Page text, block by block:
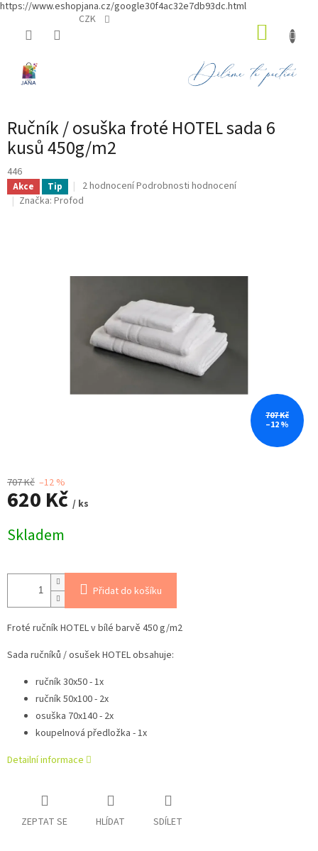
https://www.eshopjana.cz/google30f4ac32e7db93dc.html
CZK
Ručník / osuška froté HOTEL sada 6
kusů 450g/m2
446
Akce Tip
Průměrné
hodnocení
hvězdiček.
2 hodnoceníPodrobnosti hodnocení
Značka: Profod
707 Kč
–12 %
707 Kč –12 %
620 Kč / ks
cena:
Skladem
Přidat do košíku
Froté ručník HOTEL v bílé barvě 450 g/m2
Sada ručníků / osušek HOTEL obsahuje:
ručník 30x50 - 1x
ručník 50x100 - 2x
osuška 70x140 - 2x
koupelnová předložka - 1x
Detailní informace
ZEPTAT SE HLÍDAT SDÍLET